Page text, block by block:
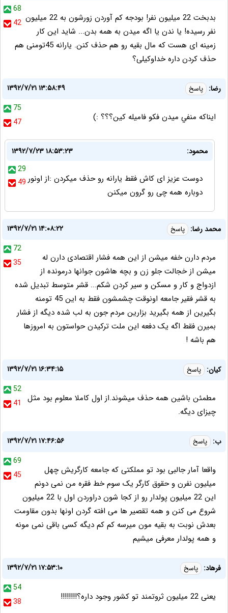
68
42 بدبخت 22 میلیون نفر! بودجه کم آوردن زورشون به 22 میلیون
نفر رسیده! یا ندن یا اگه میدن به همه بدن... شاید این کار
زمینه ای هست که مال بقیه رو هم حذف کنن. یارانه 45تومنی هم
حذف کردن داره خداوکیلی؟
رضا: پاسخ
۱۳۹۲/۷/۲۱ ۱۳:۵۸:۴۹
75
47
ايناكه منفي ميدن فكو فاميله كين؟؟؟ :)
محمود:
۱۳۹۲/۷/۲۳ ۱۸:۵۳:۲۳
29
49 دوست عزیز ای کاش فقط یارانه رو حذف میکردن :از اونور
دوباره همه چی رو گرون میکنن
محمد رضا: پاسخ
۱۳۹۲/۷/۲۱ ۱۴:۰۸:۲۲
72
35
مردم دارن خفه میشن از این همه فشار اقتصادی دارن له
میشن از خجالت جلو زن و بچه هاشون جوانها درمونده از
ازدواج و کار و مسکن و سیر کردن شکم... قشر متوسط تبدیل شده
به قشر فقیر جامعه اونوقت چشمشون فقط به این 45 تومنه
بگیرین از همه بگیرید بزارین مردم جون به لب شده دیگه از فشار
بمیرن فقط اگه یک دفعه این ملت ترکیدن حواستون به امروزها
هم باشه !
کیان: پاسخ
۱۳۹۲/۷/۲۱ ۱۶:۳۴:۱۵
52
41
مطمئن باشین همه حذف میشوند.از اول کاملا معلوم بود مثل
چیزای دیگه.
ب: پاسخ
۱۳۹۲/۷/۲۱ ۱۷:۴۶:۵۶
69
45
واقعا آمار جالبی بود تو مملکتی که جامعه کارگریش چهل
میلیون نفرن و حقوق کارگر یک سوم خط فقره من نمی دونم
این 22 میلیون پولدار رو از کجا شون دراوردن اول با 22 میلیون
شروع می کنن و همه تقصیر ها می افته گردن اونها بدون مقاومت
بعدش نوبت به بقیه مون میرسه کم کم دیگه کسی باقی نمی مونه
و همه پولدار معرفی میشیم
فرهاد: پاسخ
۱۳۹۲/۷/۲۱ ۱۷:۵۳:۱۰
54
38
یعنی 22 میلیون ثروتمند تو کشور وجود داره؟!!!!!!!!